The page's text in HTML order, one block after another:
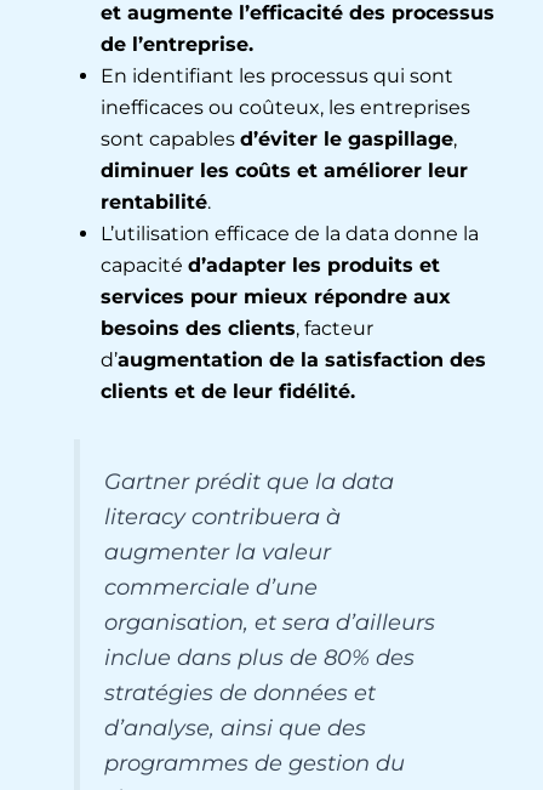
et augmente l’efficacité des processus
de l’entreprise.
En identifiant les processus qui sont
inefficaces ou coûteux, les entreprises
sont capables d’éviter le gaspillage,
diminuer les coûts et améliorer leur
rentabilité.
L’utilisation efficace de la data donne la
capacité d’adapter les produits et
services pour mieux répondre aux
besoins des clients, facteur
d’augmentation de la satisfaction des
clients et de leur fidélité.
Gartner prédit que la data
literacy contribuera à
augmenter la valeur
commerciale d’une
organisation, et sera d’ailleurs
inclue dans plus de 80% des
stratégies de données et
d’analyse, ainsi que des
programmes de gestion du